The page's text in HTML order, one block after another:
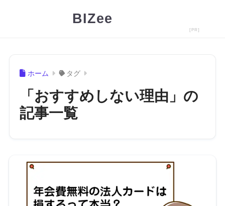
BIZee
ホーム タグ
「おすすめしない理由」の
記事一覧